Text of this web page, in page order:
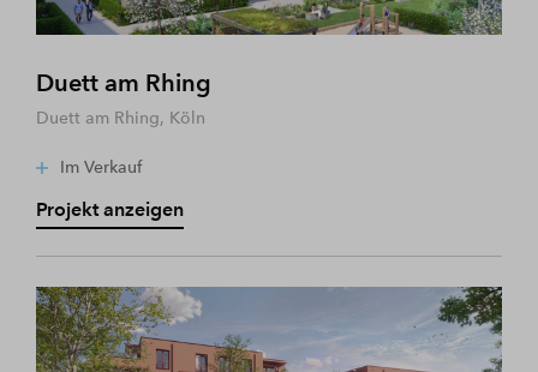
Duett am Rhing
Duett am Rhing, Köln
Im Verkauf
Projekt anzeigen